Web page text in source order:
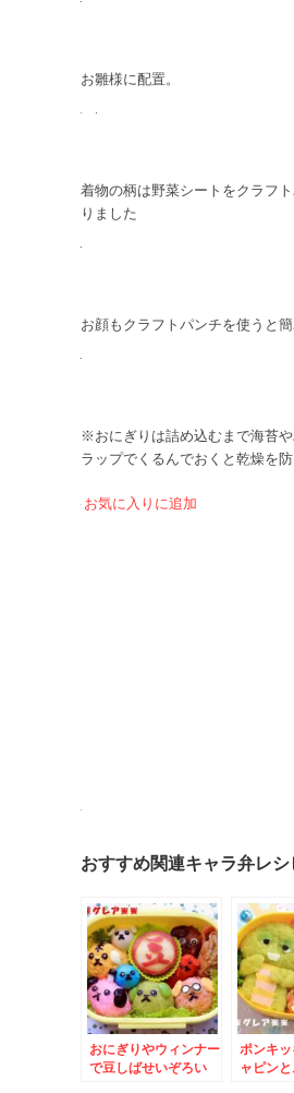
お雛様に配置。
着物の柄は野菜シートをクラフ
りました
お顔もクラフトパンチを使うと
※おにぎりは詰め込むまで海苔
ラップでくるんでおくと乾燥を
お気に入りに追加
おすすめ関連キャラ弁レシ
おにぎりやウィンナー
で豆しばせいぞろい
ポンキ
ャピン